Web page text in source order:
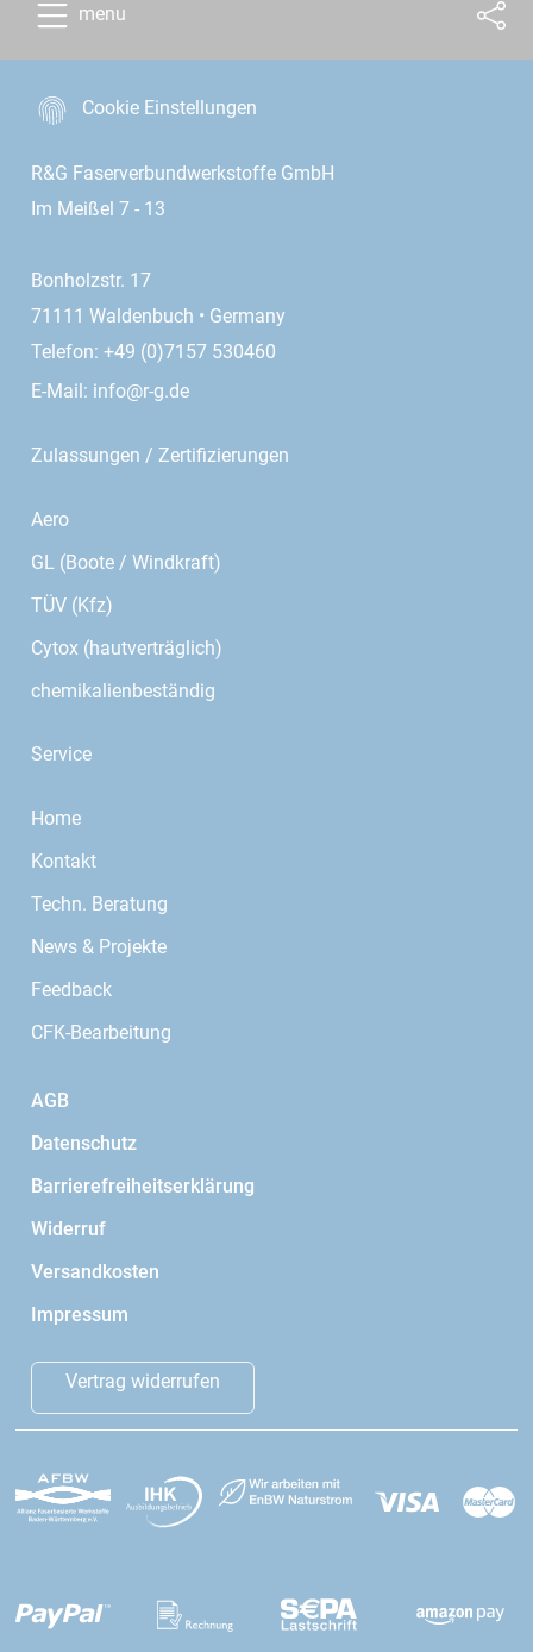
menu
Cookie Einstellungen
R&G Faserverbundwerkstoffe GmbH
Im Meißel 7 - 13
Bonholzstr. 17
71111 Waldenbuch • Germany
Telefon: +49 (0)7157 530460
E-Mail: info@r-g.de
Zulassungen / Zertifizierungen
Aero
GL (Boote / Windkraft)
TÜV (Kfz)
Cytox (hautverträglich)
chemikalienbeständig
Service
Home
Kontakt
Techn. Beratung
News & Projekte
Feedback
CFK-Bearbeitung
AGB
Datenschutz
Barrierefreiheitserklärung
Widerruf
Versandkosten
Impressum
Vertrag widerrufen